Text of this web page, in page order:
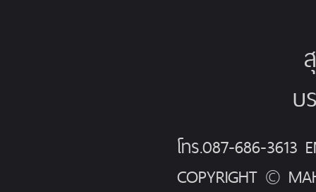
บ
โทร.087-686-3613
COPYRIGHT ©